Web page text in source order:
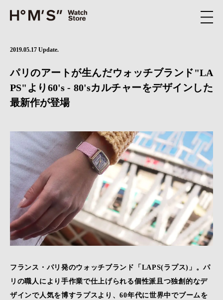
2019.05.17 Update.
パリのアートが生んだウォッチブランド"LA
PS"より60's - 80'sカルチャーをデザインした
最新作が登場
フランス・パリ発のウォッチブランド「LAPS(ラプス)」。パ
リの職人により手作業で仕上げられる個性派且つ独創的なデ
ザインで人気を博すラプスより、60年代に世界中でブームを